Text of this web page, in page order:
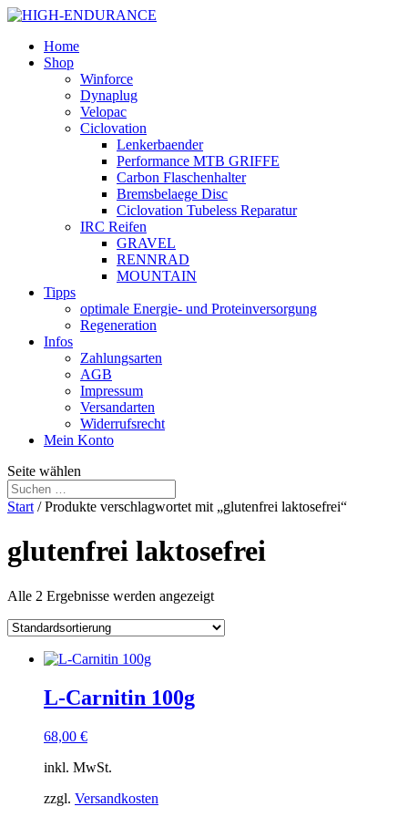
Home
Shop
Winforce
Dynaplug
Velopac
Ciclovation
Lenkerbaender
Performance MTB GRIFFE
Carbon Flaschenhalter
Bremsbelaege Disc
Ciclovation Tubeless Reparatur
IRC Reifen
GRAVEL
RENNRAD
MOUNTAIN
Tipps
optimale Energie- und Proteinversorgung
Regeneration
Infos
Zahlungsarten
AGB
Impressum
Versandarten
Widerrufsrecht
Mein Konto
Seite wählen
Start / Produkte verschlagwortet mit „glutenfrei laktosefrei“
glutenfrei laktosefrei
Alle 2 Ergebnisse werden angezeigt
L-Carnitin 100g
68,00 €
inkl. MwSt.
zzgl. Versandkosten